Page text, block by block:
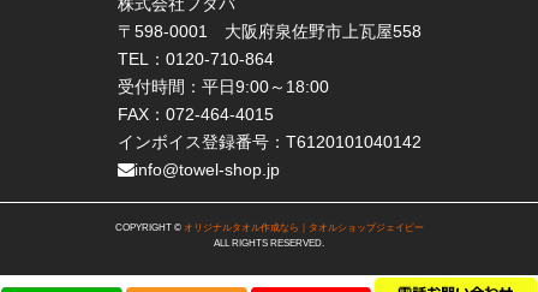
株式会社フタバ
〒598-0001 大阪府泉佐野市上瓦屋558
TEL： 0120-710-864
受付時間：平日9:00～18:00
FAX：072-464-4015
インボイス登録番号：T6120101040142
info@towel-shop.jp
COPYRIGHT © オリジナルタオル作成なら｜タオルショップジェイピー
ALL RIGHTS RESERVED.